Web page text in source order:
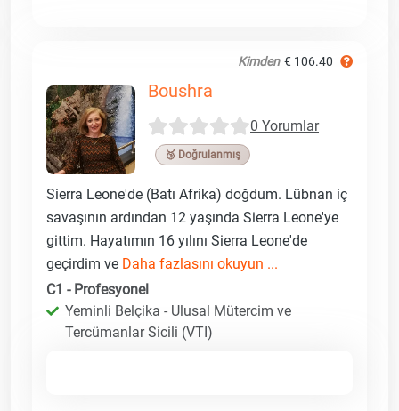
Kimden € 106.40
Boushra
0 Yorumlar
🥉 Doğrulanmış
Sierra Leone'de (Batı Afrika) doğdum. Lübnan iç
savaşının ardından 12 yaşında Sierra Leone'ye
gittim. Hayatımın 16 yılını Sierra Leone'de
geçirdim ve Daha fazlasını okuyun ...
C1 - Profesyonel
Yeminli Belçika - Ulusal Mütercim ve
Tercümanlar Sicili (VTI)